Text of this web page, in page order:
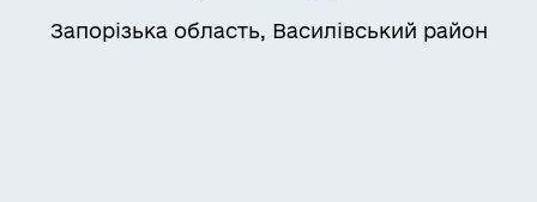
Запорізька область, Василівський район